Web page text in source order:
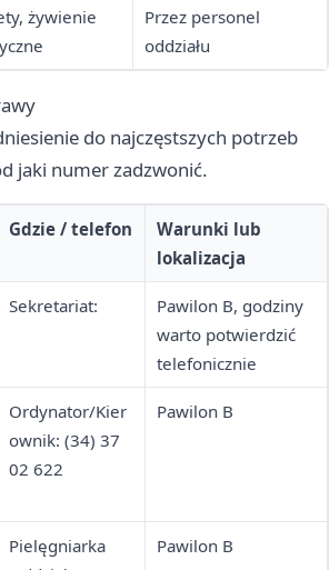
żywienie
Przez personel
oddziału
do najczęstszych potrzeb
jaki numer zadzwonić.
Gdzie / telefon
Warunki lub
lokalizacja
Sekretariat:
Pawilon B, godziny
warto potwierdzić
telefonicznie
Ordynator/Kier
ownik: (34) 37
02 622
Pawilon B
Pielęgniarka
Pawilon B